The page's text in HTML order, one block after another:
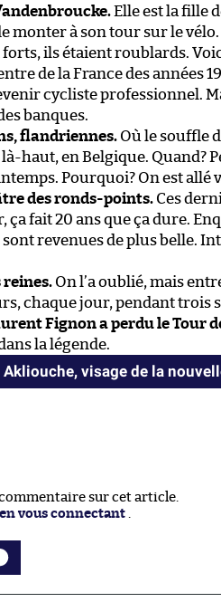
Elle est la fille
monter à son tour sur le
ils étaient roublards.
de la France des années
cycliste professionnel.
banques.
flandriennes. Où le souffle
haut, en Belgique. Quand?
Pourquoi? On est allé
des ronds-points. Ces
ça fait 20 ans que ça dure.
revenues de plus belle.
reines. On l’a oublié, mais
chaque jour, pendant trois
Fignon a perdu le Tour
la légende.
Akliouche, visage de la
sur cet article.
en vous connectant .